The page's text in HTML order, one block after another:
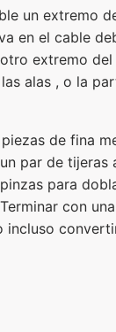
un extremo
en el cable
extremo
alas , o la
de fina
par de
para
con
incluso